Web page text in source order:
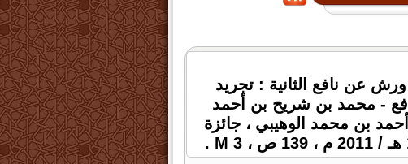
ورش عن نافع الثانية : تجريد
- محمد بن شريح بن أحمد
بن محمد الوهيبي ، جائزة